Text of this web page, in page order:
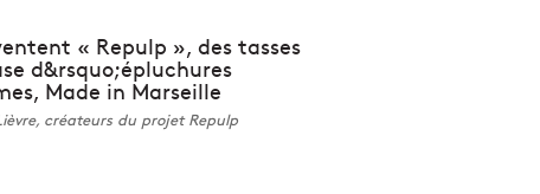
créateurs du projet Repulp